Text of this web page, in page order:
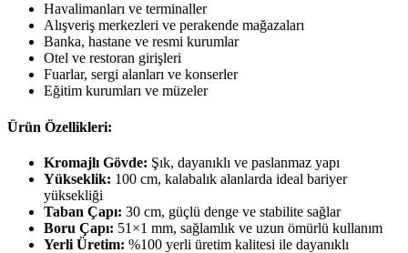
Havalimanları ve terminaller
Alışveriş merkezleri ve perakende mağazaları
Banka, hastane ve resmi kurumlar
Otel ve restoran girişleri
Fuarlar, sergi alanları ve konserler
Eğitim kurumları ve müzeler
Ürün Özellikleri:
Kromajlı Gövde: Şık, dayanıklı ve paslanmaz yapı
Yükseklik: 100 cm, kalabalık alanlarda ideal bariyer
yüksekliği
Taban Çapı: 30 cm, güçlü denge ve stabilite sağlar
Boru Çapı: 51×1 mm, sağlamlık ve uzun ömürlü kullanım
Yerli Üretim: %100 yerli üretim kalitesi ile dayanıklı